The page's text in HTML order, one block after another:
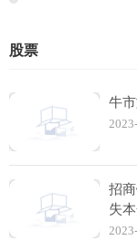
股票
牛
招
失